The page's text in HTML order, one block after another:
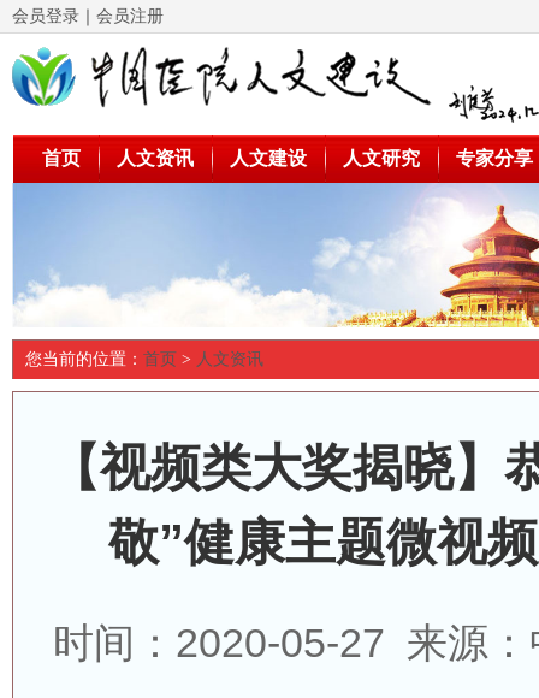
会员登录 ｜ 会员注册
首页 人文资讯 人文建设 人文研究 专家分享
您当前的位置： 首页 > 人文资讯
【视频类大奖揭晓】
敬”健康主题微视
时间：2020-05-27 来源